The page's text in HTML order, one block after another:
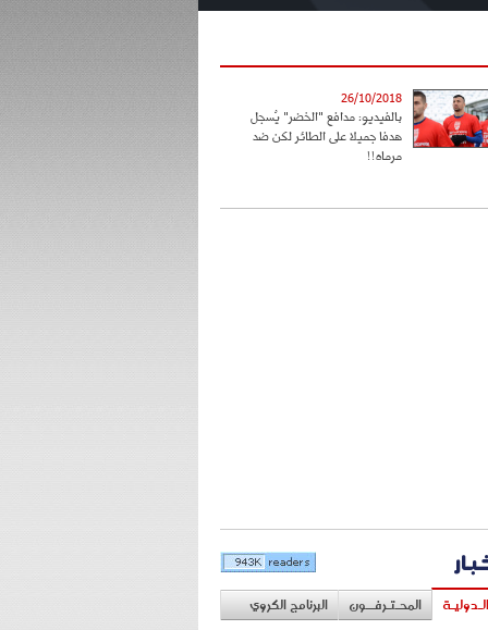
26/10/2018
بالفيديو: مدافع "الخضر" يُسجل
هدفا جميلا على الطائر لكن ضد
مرماه!!
المحـتـرفــون البرنامج الكروي